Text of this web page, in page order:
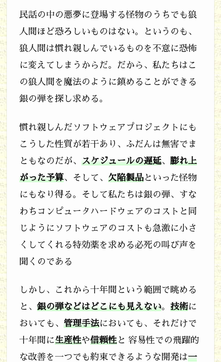
–
n
a
c
c
民話の中の悪夢に登場する怪物のうちでも狼
人間ほど恐ろしいものはない。というのも、
狼人間は慣れ親しんでいるものを不意に恐怖
に変えてしまうからだ。だから、私たちはこ
の狼人間を魔法のように鎮めることができる
銀の弾を探し求める。
慣れ親しんだソフトウェアプロジェクトにも
こうした性質が若干あり、ふだんは無害でま
ともなのだが、 スケジュールの遅延、 膨れ上
がった予算、そして、 欠陥製品 といった怪物
にもなり得る。そして私たちは銀の弾、すな
わちコンピュータハードウェアのコストと同
じようにソフトウェアのコストも急激に小さ
くしてくれる特効薬を求める必死の叫び声を
聞くのである
しかし、これから十年間という範囲で眺める
と、 銀の弾などはどこにも見えない。 技術に
おいても、 管理手法においても、それだけで
十年間に生産性や信頼性 と 容易性での飛躍的
な改善を一つでも約束できるような開発は一